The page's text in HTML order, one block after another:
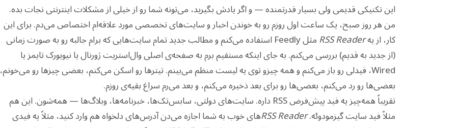
این تکنیکی قدیمی ولی بسیار قدرتمنده — و اگر یادش بگیرید، می‌تونه شما رو از خیلی از مشکلات اینترنتی نجات بده.
من هر روز صبح، یک ساعت اول روزم رو به خوندن اخبار و سایت‌های تخصصی مورد علاقه‌ام اختصاص می‌دم. برای این
کار، از یهRSS Reader
مثل Feedly استفاده می‌کنم و مطالب جدید تمام سایت‌هایی که برام جالبه رو به صورت زمانی
(از جدید به قدیم) بررسی می‌کنم. به جای اینکه مستقیم برم به صفحه‌ی اصلی وال‌استریت ژورنال یا نیویورک تایمز یا
Wired، فیدلی رو باز می‌کنم و همه چیزو توی یه لیست منظم می‌بینم. تیترها رو اسکن می‌کنم، بعضی چیزها رو می‌خونم،
بعضی‌ها رو رد می‌کنم، بعضی‌ها رو برای بعد ذخیره می‌کنم، و بعد می‌رم سراغ بقیه‌ی روزم.
تقریباً همه‌چیز یه فید پیش‌فرض RSS داره. سایت‌های دولتی، سابس‌تک‌ها، خبرنامه‌ها، وبلاگ‌ها — همه‌شون. این هم
مثلاً فید سایت گیزمودوئه.RSS Readerهای خوب به شما اجازه می‌دن آدرس‌های دلخواه هم وارد کنید، مثلاً یه فیدی